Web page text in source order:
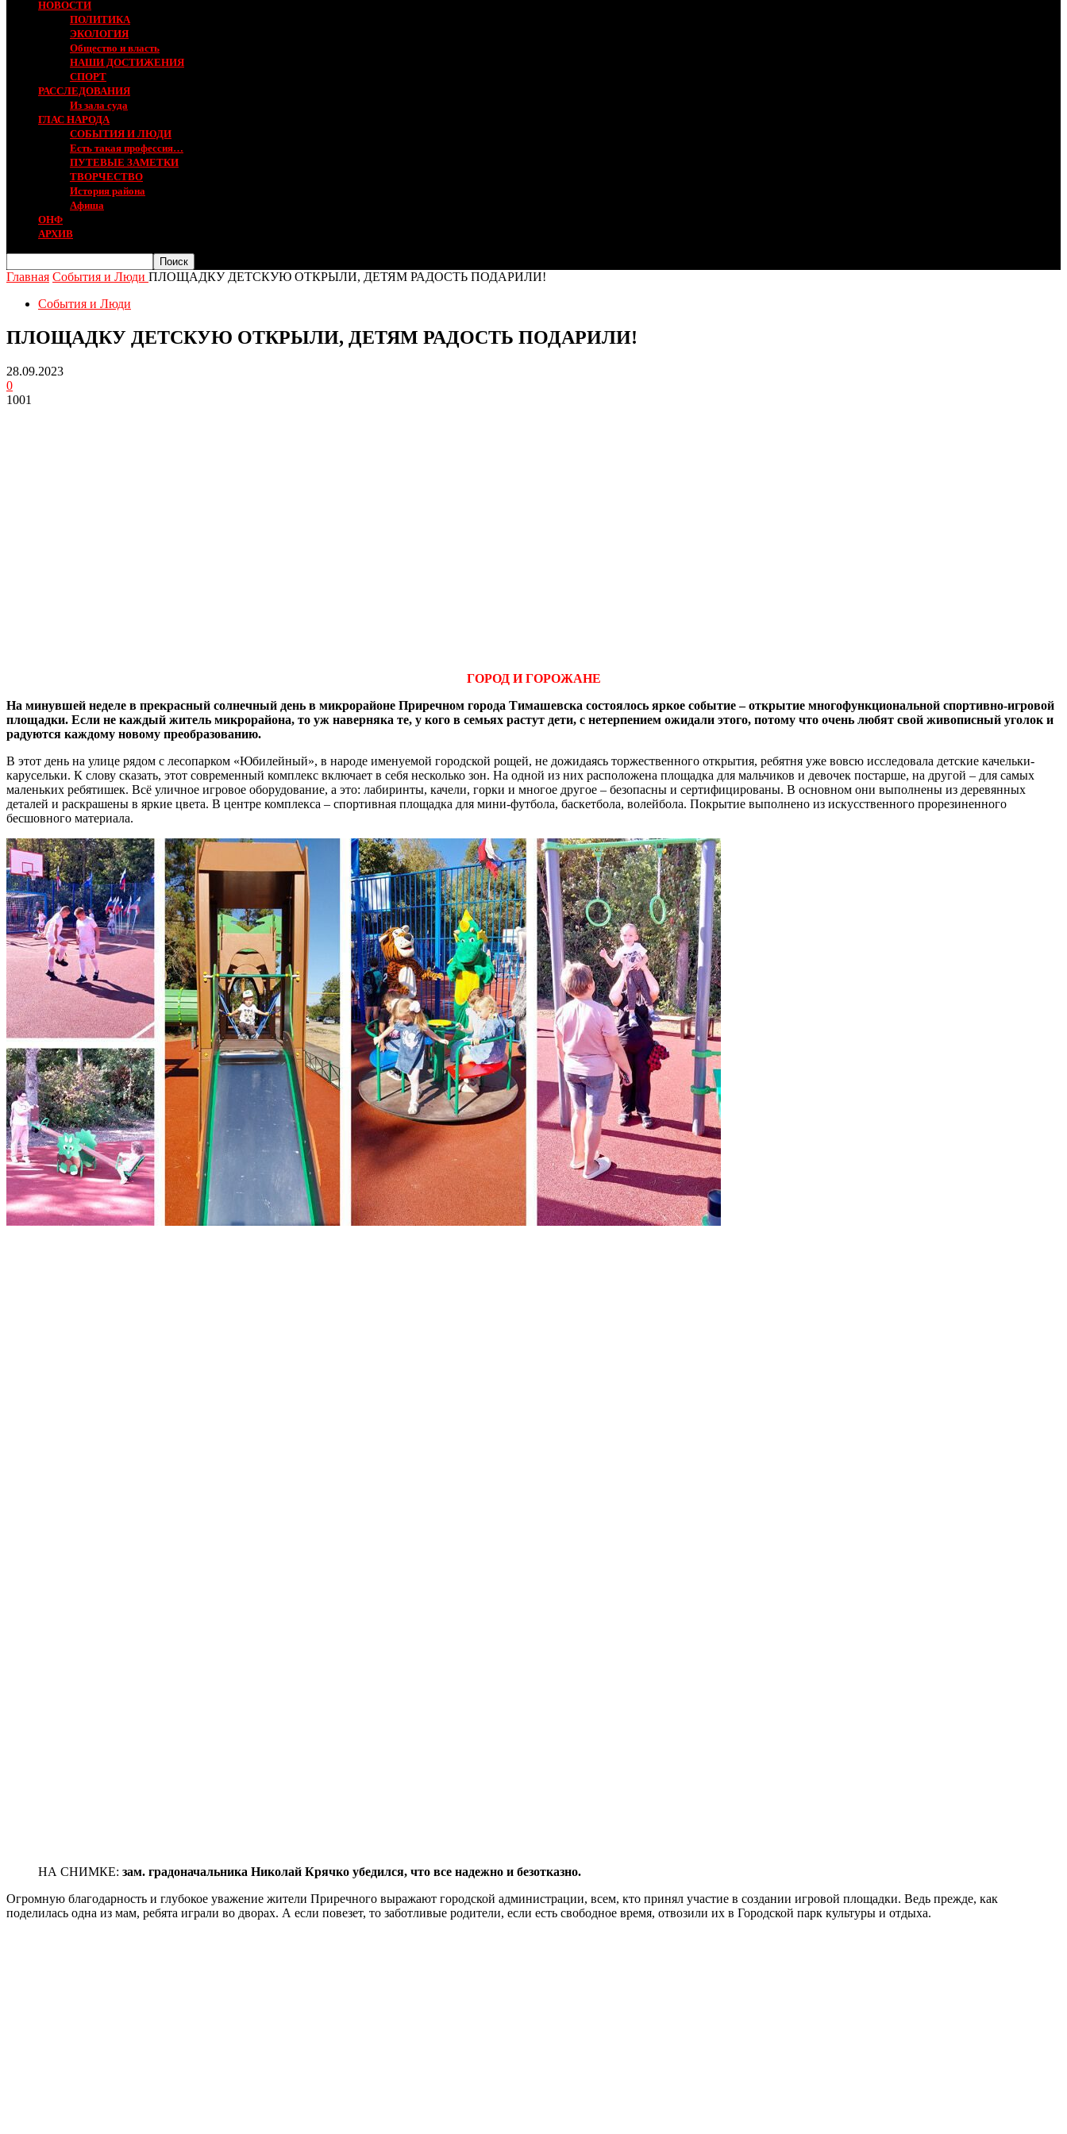
НОВОСТИ
ПОЛИТИКА
ЭКОЛОГИЯ
Общество и власть
НАШИ ДОСТИЖЕНИЯ
СПОРТ
РАССЛЕДОВАНИЯ
Из зала суда
ГЛАС НАРОДА
СОБЫТИЯ И ЛЮДИ
Есть такая профессия…
ПУТЕВЫЕ ЗАМЕТКИ
ТВОРЧЕСТВО
История района
Афиша
ОНФ
АРХИВ
Главная События и Люди ПЛОЩАДКУ ДЕТСКУЮ ОТКРЫЛИ, ДЕТЯМ РАДОСТЬ ПОДАРИЛИ!
События и Люди
ПЛОЩАДКУ ДЕТСКУЮ ОТКРЫЛИ, ДЕТЯМ РАДОСТЬ ПОДАРИЛИ!
28.09.2023
0
1001
ГОРОД И ГОРОЖАНЕ
На минувшей неделе в прекрасный солнечный день в микрорайоне Приречном города Тимашевска состоялось яркое событие – открытие многофункциональной спортивно-игровой
площадки. Если не каждый житель микрорайона, то уж наверняка те, у кого в семьях растут дети, с нетерпением ожидали этого, потому что очень любят свой живописный уголок и
радуются каждому новому преобразованию.
В этот день на улице рядом с лесопарком «Юбилейный», в народе именуемой городской рощей, не дожидаясь торжественного открытия, ребятня уже вовсю исследовала детские качельки-
карусельки. К слову сказать, этот современный комплекс включает в себя несколько зон. На одной из них расположена площадка для мальчиков и девочек постарше, на другой – для самых
маленьких ребятишек. Всё уличное игровое оборудование, а это: лабиринты, качели, горки и многое другое – безопасны и сертифицированы. В основном они выполнены из деревянных
деталей и раскрашены в яркие цвета. В центре комплекса – спортивная площадка для мини-футбола, баскетбола, волейбола. Покрытие выполнено из искусственного прорезиненного
бесшовного материала.
НА СНИМКЕ: зам. градоначальника Николай Крячко убедился, что все надежно и безотказно.
Огромную благодарность и глубокое уважение жители Приречного выражают городской администрации, всем, кто принял участие в создании игровой площадки. Ведь прежде, как
поделилась одна из мам, ребята играли во дворах. А если повезет, то заботливые родители, если есть свободное время, отвозили их в Городской парк культуры и отдыха.